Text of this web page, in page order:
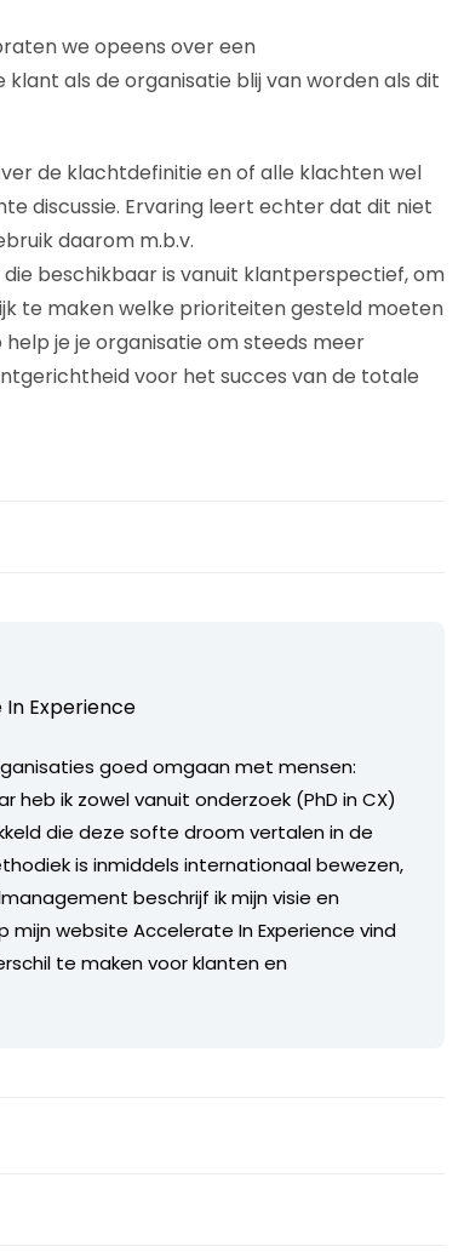
we opeens over een
als de organisatie blij van worden als dit
de klachtdefinitie en of alle klachten wel
discussie. Ervaring leert echter dat dit niet
daarom m.b.v.
beschikbaar is vanuit klantperspectief, om
te maken welke prioriteiten gesteld moeten
je je organisatie om steeds meer
voor het succes van de totale
Experience
goed omgaan met mensen:
heb ik zowel vanuit onderzoek (PhD in CX)
die deze softe droom vertalen in de
is inmiddels internationaal bewezen,
beschrijf ik mijn visie en
website Accelerate In Experience vind
te maken voor klanten en